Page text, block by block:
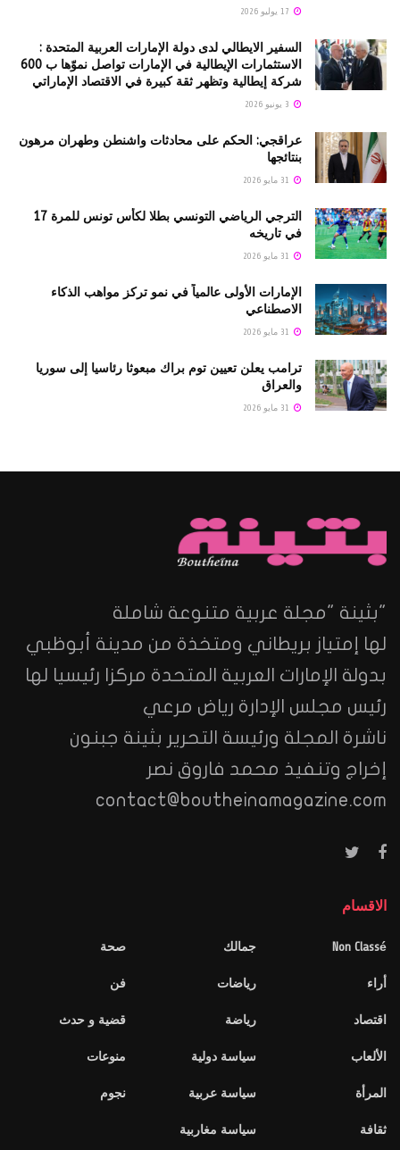
السفير الايطالي لدى دولة الإمارات العربية المتحدة :
الاستثمارات الإيطالية في الإمارات تواصل نموّها ب 600
شركة إيطالية وتظهر ثقة كبيرة في الاقتصاد الإماراتي
عراقجي: الحكم على محادثات واشنطن وطهران مرهون
بنتائجها
الترجي الرياضي التونسي بطلا لكأس تونس للمرة 17
في تاريخه
الإمارات الأولى عالمياً في نمو تركز مواهب الذكاء
الاصطناعي
ترامب يعلن تعيين توم براك مبعوثا رئاسيا إلى سوريا
والعراق
"بثينة "مجلة عربية متنوعة شاملة
لها إمتياز بريطاني ومتخذة من مدينة أبوظبي
بدولة الإمارات العربية المتحدة مركزا رئيسيا لها
رئيس مجلس الإدارة رياض مرعي
ناشرة المجلة ورئيسة التحرير بثينة جبنون
إخراج وتنفيذ محمد فاروق نصر
contact@boutheinamagazine.com
الاقسام
Non Classé
أراء
اقتصاد
الألعاب
المرأة
ثقافة
جمالك
رياضات
رياضة
سياسة دولية
سياسة عربية
سياسة مغاربية
صحة
فن
قضية و حدث
منوعات
نجوم